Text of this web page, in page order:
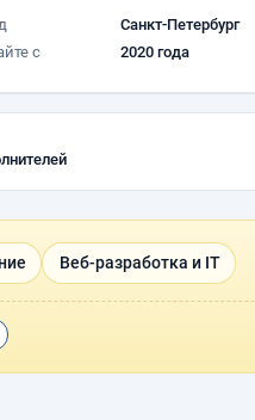
Санкт-Петербург
с
2020 года
Веб-разработка и IT